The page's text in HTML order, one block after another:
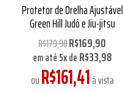
Protetor de Orelha Ajustável
Green Hill Judô e Jiu-jitsu
R$179,90R$169,90
em até5xdeR$33,98
ouR$161,41à vista